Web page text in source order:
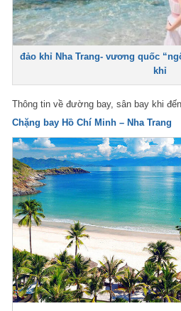
đảo khỉ Nha Trang- vương quốc
khỉ
Thông tin về đường bay, sân bay khi
Chặng bay Hồ Chí Minh – Nha Trang